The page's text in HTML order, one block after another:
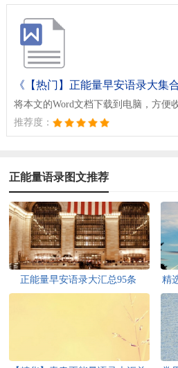
《【热门】正能量早安语录大集合
将本文的Word文档下载到电脑，方便
推荐度：
正能量语录图文推荐
正能量早安语录大汇总95条
精